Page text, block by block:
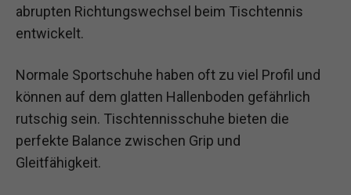
abrupten Richtungswechsel beim Tischtennis
entwickelt.
Normale Sportschuhe haben oft zu viel Profil und
können auf dem glatten Hallenboden gefährlich
rutschig sein. Tischtennisschuhe bieten die
perfekte Balance zwischen Grip und
Gleitfähigkeit.